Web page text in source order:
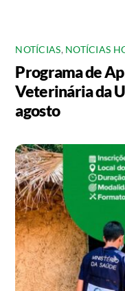
NOTÍCIAS, NOTÍCIAS
Programa de
Veterinária da
agosto